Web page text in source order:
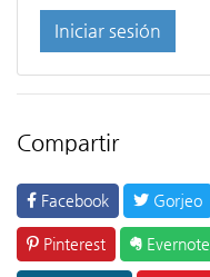
Iniciar sesión
Compartir
Facebook Gorjeo
Pinterest Evernote